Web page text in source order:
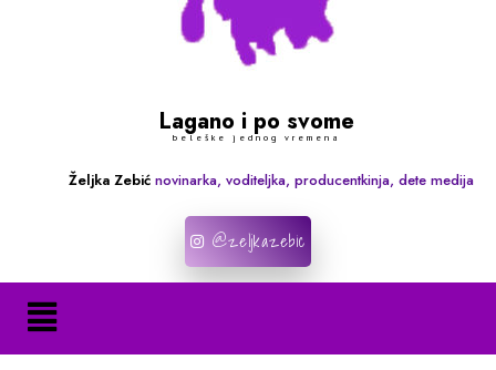
Lagano i po svome
beleške jednog vremena
Željka Zebić novinarka, voditeljka, producentkinja, dete medija
@zeljkazebic